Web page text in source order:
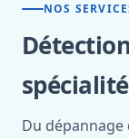
NOS
Du